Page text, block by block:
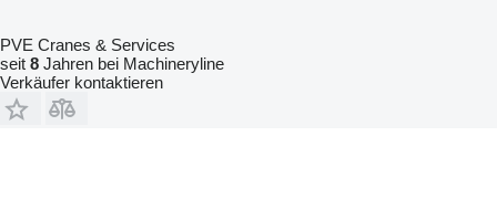
PVE Cranes & Services
seit 8 Jahren bei Machineryline
Verkäufer kontaktieren